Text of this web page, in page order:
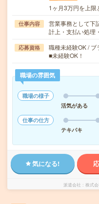
1ヶ月3万円を上限
仕事内容
営業事務として下
計上・支払い処理
応募資格
職種未経験OK / ブ
■未経験OK！
職場の雰囲気
職場の様子
活気がある
仕事の仕方
テキパキ
気になる!
派遣会社 株式